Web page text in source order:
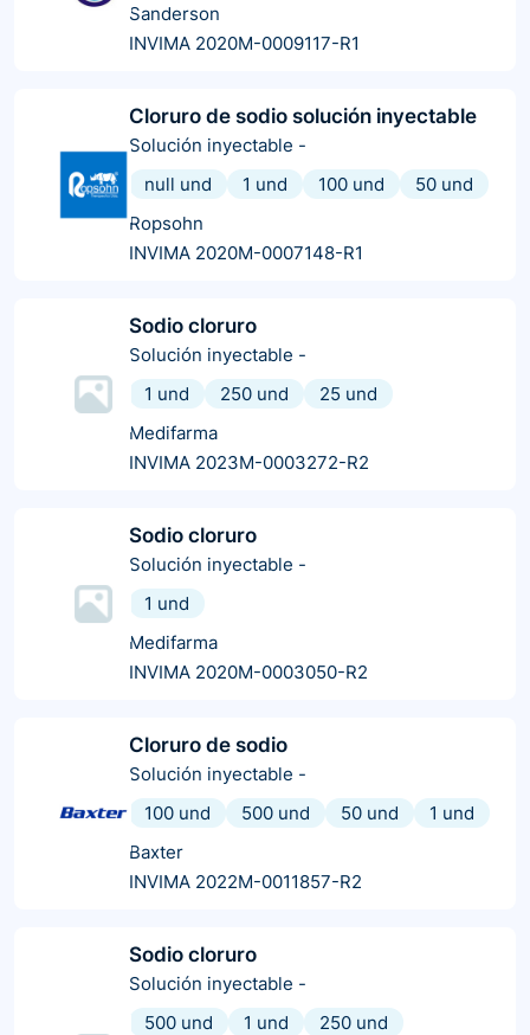
Sanderson
INVIMA 2020M-0009117-R1
Cloruro de sodio solución inyectable
Solución inyectable -
null und
1 und 100 und
50 und
Ropsohn
INVIMA 2020M-0007148-R1
Sodio cloruro
Solución inyectable -
1 und
250 und
25 und
Medifarma
INVIMA 2023M-0003272-R2
Sodio cloruro
Solución inyectable -
1 und
Medifarma
INVIMA 2020M-0003050-R2
Cloruro de sodio
Solución inyectable -
100 und
500 und 50 und
1 und
Baxter
INVIMA 2022M-0011857-R2
Sodio cloruro
Solución inyectable -
500 und
1 und
250 und